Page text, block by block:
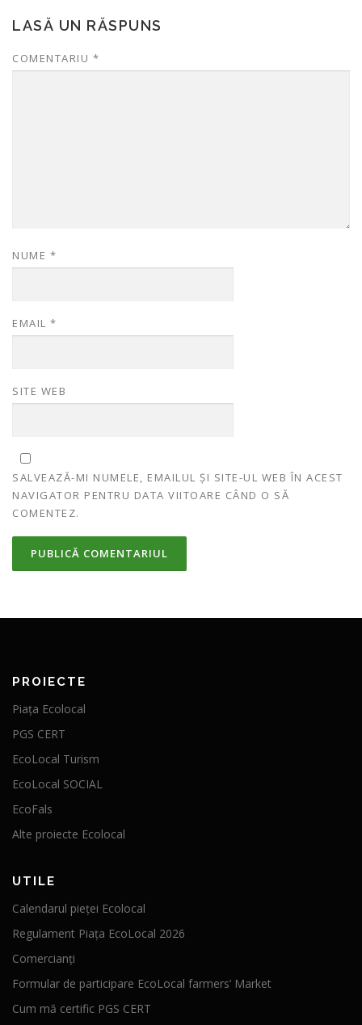
LASĂ UN RĂSPUNS
COMENTARIU *
NUME *
EMAIL *
SITE WEB
SALVEAZĂ-MI NUMELE, EMAILUL ȘI SITE-UL WEB ÎN ACEST
NAVIGATOR PENTRU DATA VIITOARE CÂND O SĂ
COMENTEZ.
PROIECTE
Piața Ecolocal
PGS CERT
EcoLocal Turism
EcoLocal SOCIAL
EcoFals
Alte proiecte Ecolocal
UTILE
Calendarul pieței Ecolocal
Regulament Piața EcoLocal 2026
Comercianți
Formular de participare EcoLocal farmers’ Market
Cum mă certific PGS CERT